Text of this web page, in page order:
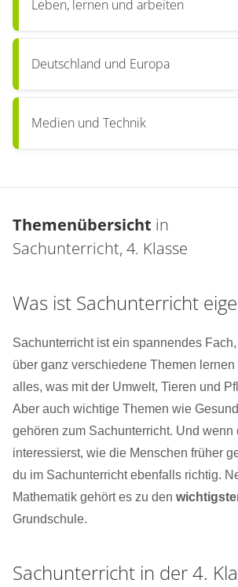
Leben, lernen und arbeiten
Deutschland und Europa
Medien und Technik
Themenübersicht in
Sachunterricht, 4. Klasse
Was ist Sachunterricht
Sachunterricht ist ein spannendes
über ganz verschiedene Themen
alles, was mit der Umwelt, Tieren und
Aber auch wichtige Themen wie
gehören zum Sachunterricht. Und wenn
interessierst, wie die Menschen früher
du im Sachunterricht ebenfalls richtig.
Mathematik gehört es zu den
Grundschule.
Sachunterricht in der 4.